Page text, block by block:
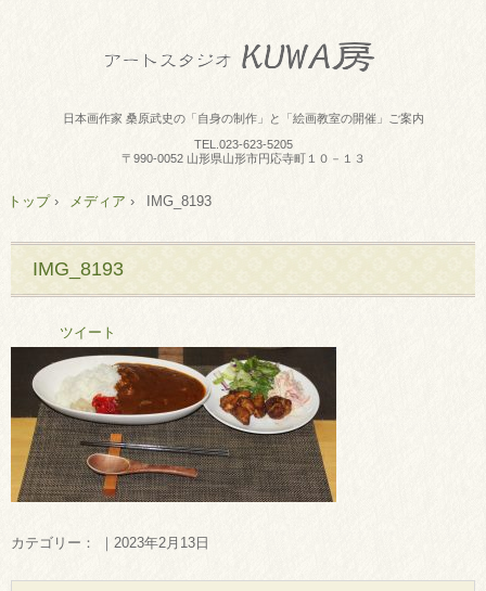
日本画作家 桑原武史の「自身の制作」と「絵画教室の開催」ご案内
TEL. 023-623-5205
〒990-0052 山形県山形市円応寺町１０－１３
トップ› メディア › IMG_8193
IMG_8193
ツイート
カテゴリー： ｜2023年2月13日